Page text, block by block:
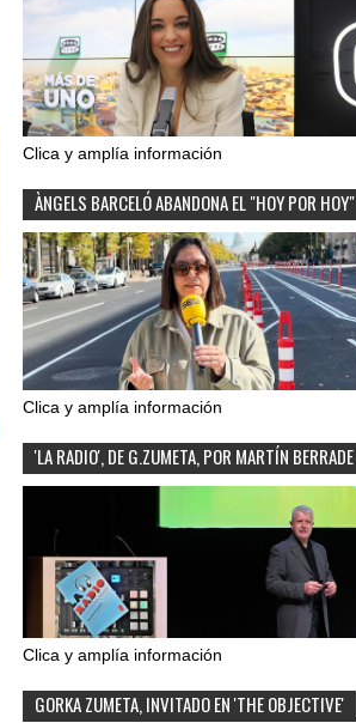
Clica y amplía información
ÀNGELS BARCELÓ ABANDONA EL "HOY POR HOY"
Clica y amplía información
'LA RADIO', DE G.ZUMETA, POR MARTÍN BERRADE
Clica y amplía información
GORKA ZUMETA, INVITADO EN 'THE OBJECTIVE'